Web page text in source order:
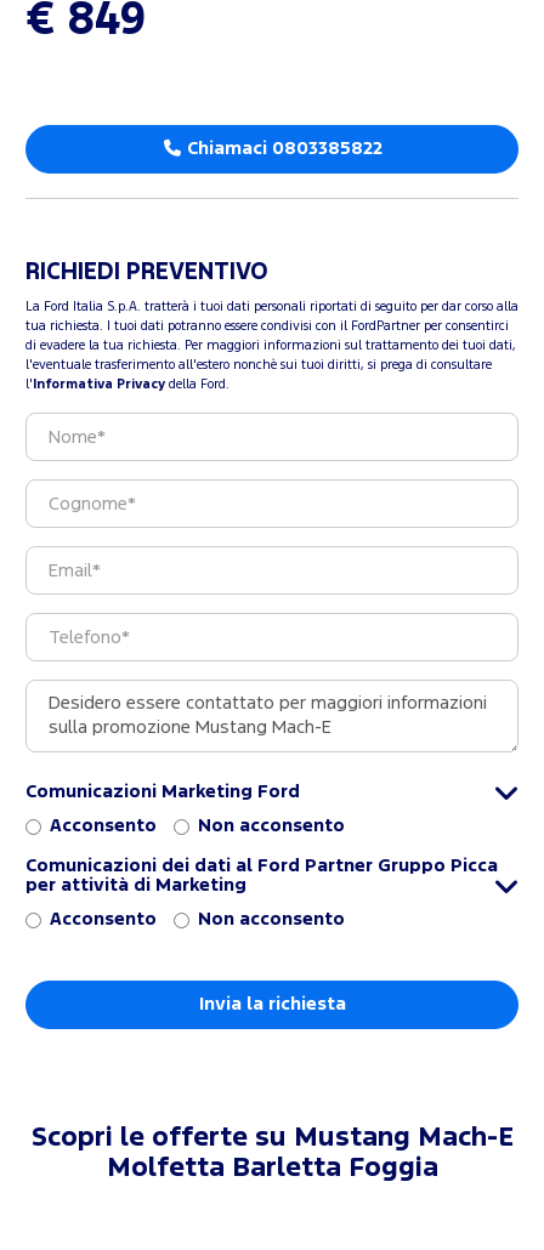
€ 849
Chiamaci 0803385822
RICHIEDI PREVENTIVO
La Ford Italia S.p.A. tratterà i tuoi dati personali riportati di seguito per dar corso alla
tua richiesta. I tuoi dati potranno essere condivisi con il FordPartner per consentirci
di evadere la tua richiesta. Per maggiori informazioni sul trattamento dei tuoi dati,
l'eventuale trasferimento all'estero nonchè sui tuoi diritti, si prega di consultare
l' Informativa Privacy della Ford.
Comunicazioni Marketing Ford
Acconsento Non acconsento
Comunicazioni dei dati al Ford Partner Gruppo Picca
per attività di Marketing
Acconsento Non acconsento
Scopri le offerte su
Mustang Mach-E
Molfetta Barletta Foggia